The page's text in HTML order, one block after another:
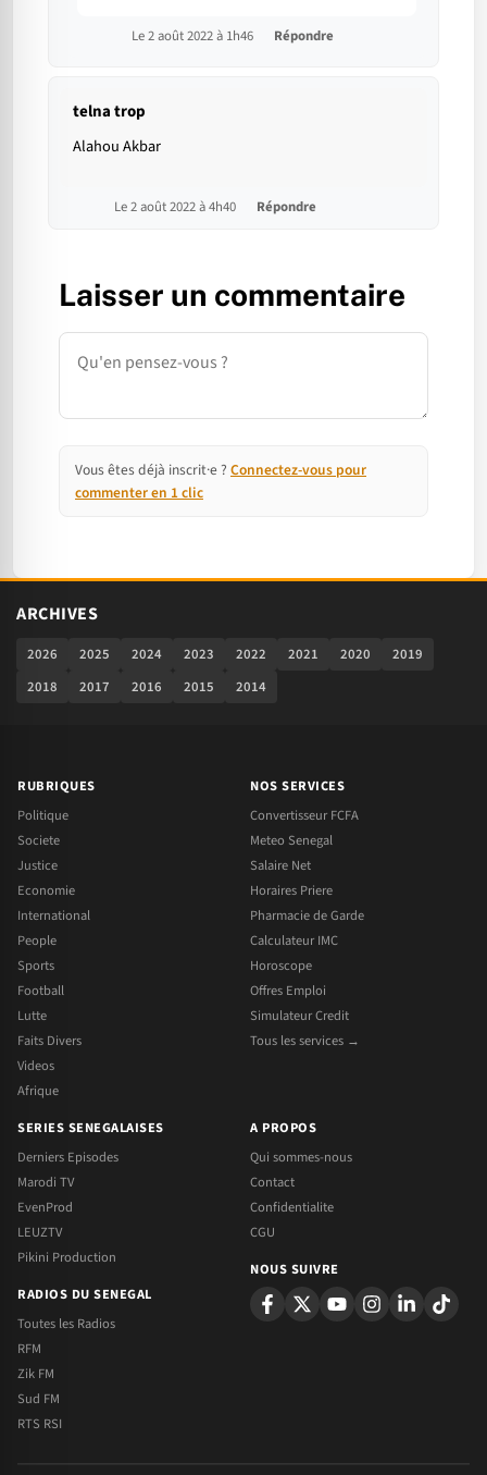
Le 2 août 2022 à 1h46 Répondre
telna trop
Alahou Akbar
Le 2 août 2022 à 4h40 Répondre
Laisser un commentaire
Commentaire
Vous êtes déjà inscrit·e ? Connectez-vous pour
commenter en 1 clic
ARCHIVES
2026 2025 2024 2023 2022 2021 2020
2019
2018
2017 2016 2015 2014
RUBRIQUES
Politique
Societe
Justice
Economie
International
People
Sports
Football
Lutte
Faits Divers
Videos
Afrique
NOS SERVICES
Convertisseur FCFA
Meteo Senegal
Salaire Net
Horaires Priere
Pharmacie de Garde
Calculateur IMC
Horoscope
Offres Emploi
Simulateur Credit
Tous les services →
SERIES SENEGALAISES
Derniers Episodes
Marodi TV
EvenProd
LEUZTV
Pikini Production
RADIOS DU SENEGAL
Toutes les Radios
RFM
Zik FM
Sud FM
RTS RSI
A PROPOS
Qui sommes-nous
Contact
Confidentialite
CGU
NOUS SUIVRE